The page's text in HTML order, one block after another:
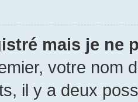
mais je ne
votre nom
il y a deux